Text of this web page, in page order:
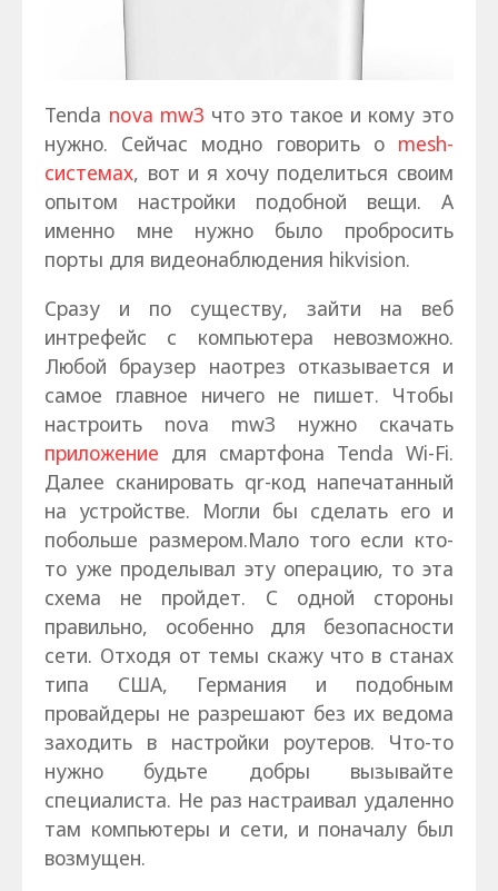
Tenda nova mw3 что это такое и кому это
нужно. Сейчас модно говорить о mesh-
системах, вот и я хочу поделиться своим
опытом настройки подобной вещи. А
именно мне нужно было пробросить
порты для видеонаблюдения hikvision.
Сразу и по существу, зайти на веб
интрефейс с компьютера невозможно.
Любой браузер наотрез отказывается и
самое главное ничего не пишет. Чтобы
настроить nova mw3 нужно скачать
приложение для смартфона Tenda Wi-Fi.
Далее сканировать qr-код напечатанный
на устройстве. Могли бы сделать его и
побольше размером.Мало того если кто-
то уже проделывал эту операцию, то эта
схема не пройдет. С одной стороны
правильно, особенно для безопасности
сети. Отходя от темы скажу что в станах
типа США, Германия и подобным
провайдеры не разрешают без их ведома
заходить в настройки роутеров. Что-то
нужно будьте добры вызывайте
специалиста. Не раз настраивал удаленно
там компьютеры и сети, и поначалу был
возмущен.